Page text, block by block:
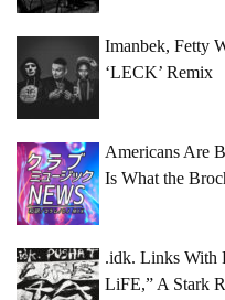
Imanbek, Fetty
‘LECK’ Remix
Americans Are
Is What the
.idk. Links With
LiFE,” A Stark